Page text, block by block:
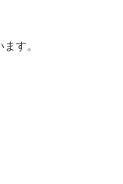
す。